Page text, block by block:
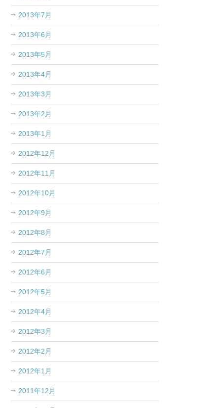
2013年7月
2013年6月
2013年5月
2013年4月
2013年3月
2013年2月
2013年1月
2012年12月
2012年11月
2012年10月
2012年9月
2012年8月
2012年7月
2012年6月
2012年5月
2012年4月
2012年3月
2012年2月
2012年1月
2011年12月